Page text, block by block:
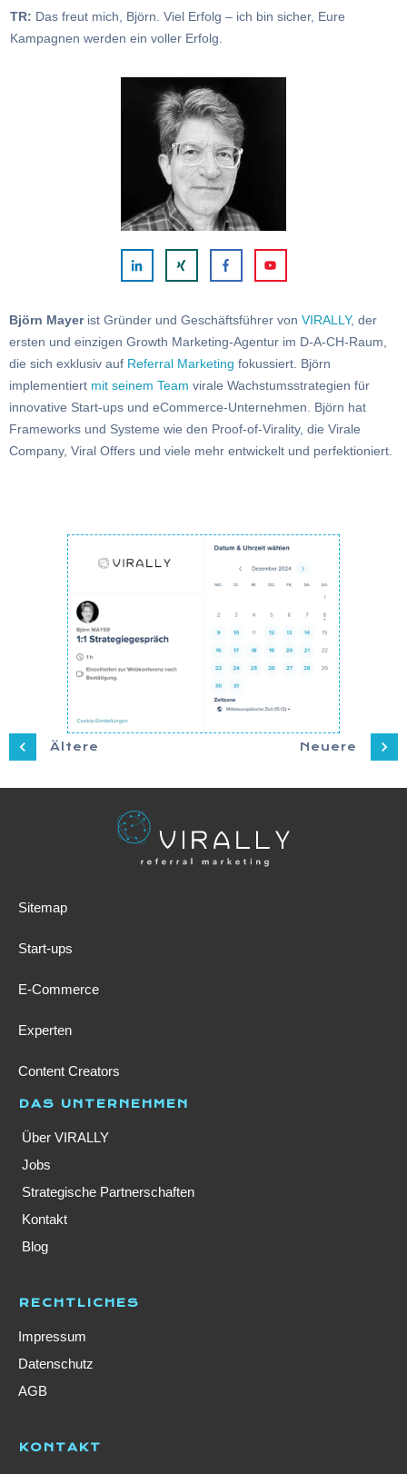
TR: Das freut mich, Björn. Viel Erfolg – ich bin sicher, Eure
Kampagnen werden ein voller Erfolg.
Björn Mayerist Gründer und Geschäftsführer von VIRALLY, der
ersten und einzigen Growth Marketing-Agentur im D-A-CH-Raum,
die sich exklusiv auf Referral Marketing fokussiert. Björn
implementiert mit seinem Team virale Wachstumsstrategien für
innovative Start-ups und eCommerce-Unternehmen. Björn hat
Frameworks und Systeme wie den Proof-of-Virality, die Virale
Company, Viral Offers und viele mehr entwickelt und perfektioniert.
Ältere Neuere
Sitemap
Start-ups
E-Commerce
Experten
Content Creators
DAS UNTERNEHMEN
Über VIRALLY
Jobs
Strategische Partnerschaften
Kontakt
Blog
RECHTLICHES
Impressum
Datenschutz
AGB
KONTAKT